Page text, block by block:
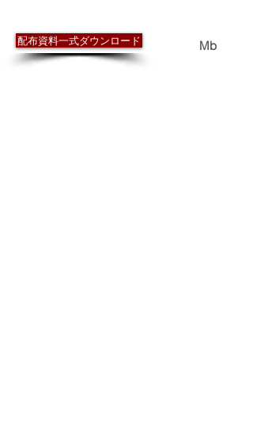
配布資料一式ダウンロード Mb